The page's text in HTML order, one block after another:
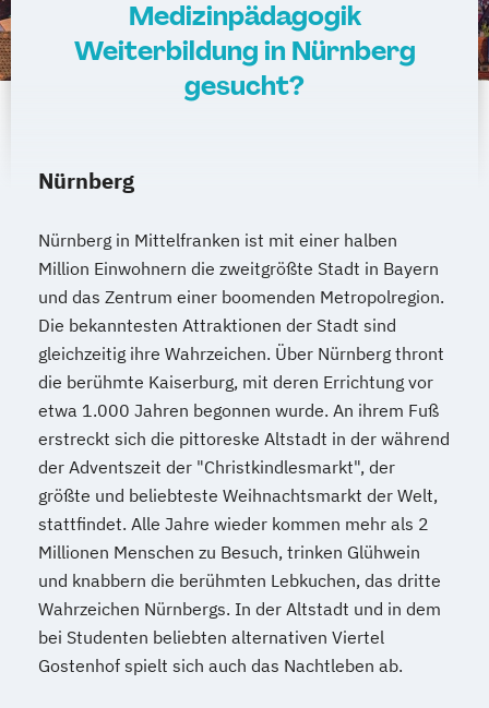
Medizinpädagogik
Weiterbildung in Nürnberg
gesucht?
Nürnberg
Nürnberg in Mittelfranken ist mit einer halben
Million Einwohnern die zweitgrößte Stadt in Bayern
und das Zentrum einer boomenden Metropolregion.
Die bekanntesten Attraktionen der Stadt sind
gleichzeitig ihre Wahrzeichen. Über Nürnberg thront
die berühmte Kaiserburg, mit deren Errichtung vor
etwa 1.000 Jahren begonnen wurde. An ihrem Fuß
erstreckt sich die pittoreske Altstadt in der während
der Adventszeit der "Christkindlesmarkt", der
größte und beliebteste Weihnachtsmarkt der Welt,
stattfindet. Alle Jahre wieder kommen mehr als 2
Millionen Menschen zu Besuch, trinken Glühwein
und knabbern die berühmten Lebkuchen, das dritte
Wahrzeichen Nürnbergs. In der Altstadt und in dem
bei Studenten beliebten alternativen Viertel
Gostenhof spielt sich auch das Nachtleben ab.